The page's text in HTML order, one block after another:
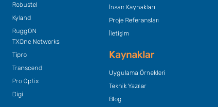
Robustel
Kyland
RuggON
TXOne Networks
Tipro
Transcend
Pro Optix
Digi
İnsan Kaynakları
Proje Referansları
İletişim
Kaynaklar
Uygulama Örnekleri
Teknik Yazılar
Blog